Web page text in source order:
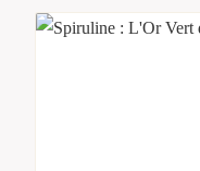
apaisement.